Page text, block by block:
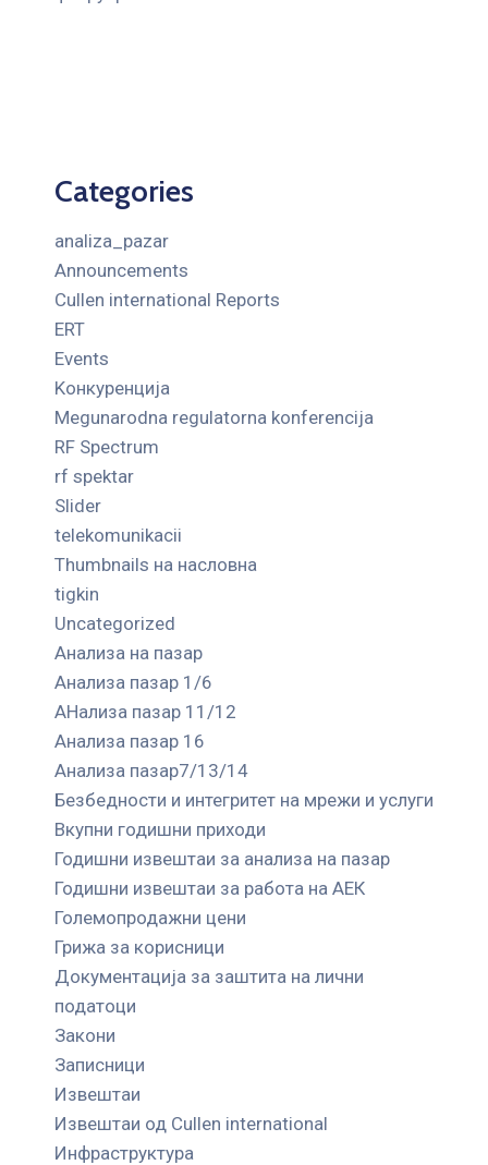
Categories
analiza_pazar
Announcements
Cullen international Reports
ERT
Events
Kонкуренција
Megunarodna regulatorna konferencija
RF Spectrum
rf spektar
Slider
telekomunikacii
Thumbnails на насловна
tigkin
Uncategorized
Анализа на пазар
Анализа пазар 1/6
АНализа пазар 11/12
Анализа пазар 16
Анализа пазар7/13/14
Безбедности и интегритет на мрежи и услуги
Вкупни годишни приходи
Годишни извештаи за анализа на пазар
Годишни извештаи за работа на АЕК
Големопродажни цени
Грижа за корисници
Документација за заштита на лични
податоци
Закони
Записници
Извештаи
Извештаи од Cullen international
Инфраструктура